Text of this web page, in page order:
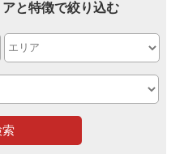
と特徴で絞り込む
索